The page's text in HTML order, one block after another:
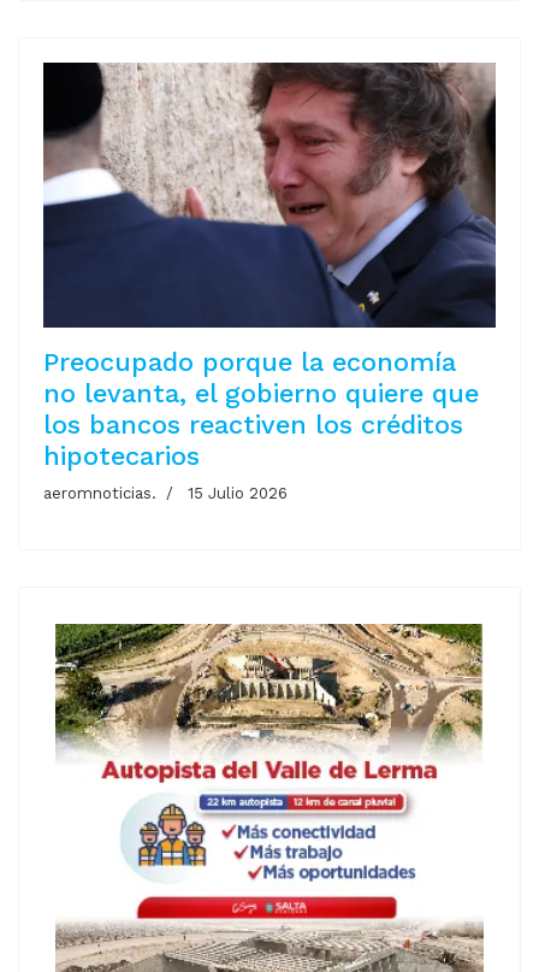
Preocupado porque la economía
no levanta, el gobierno quiere que
los bancos reactiven los créditos
hipotecarios
aeromnoticias. 15 Julio 2026